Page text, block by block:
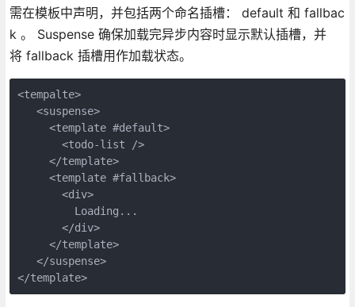
需在模板中声明，并包括两个命名插槽： default 和 fallbac
k 。 Suspense 确保加载完异步内容时显示默认插槽，并
将 fallback 插槽用作加载状态。
<tempalte>
   <suspense>
     <template #default>
       <todo-list />
     </template>
     <template #fallback>
       <div>
         Loading...
       </div>
     </template>
   </suspense>
</template>